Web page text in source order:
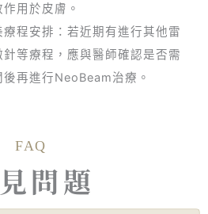
用於皮膚。
程安排：若近期有進行其他雷
等療程，應與醫師確認是否需
再進行NeoBeam治療。
FAQ
問題